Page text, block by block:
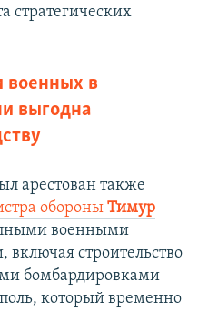
стратегических
военных в
выгодна
арестован также
обороны Тимур
военными
строительство
бомбардировками
который временно